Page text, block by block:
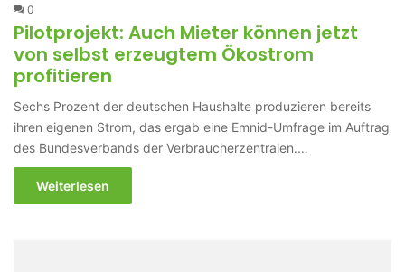
0
Pilotprojekt: Auch Mieter können jetzt
von selbst erzeugtem Ökostrom
profitieren
Sechs Prozent der deutschen Haushalte produzieren bereits
ihren eigenen Strom, das ergab eine Emnid-Umfrage im Auftrag
des Bundesverbands der Verbraucherzentralen.…
Weiterlesen